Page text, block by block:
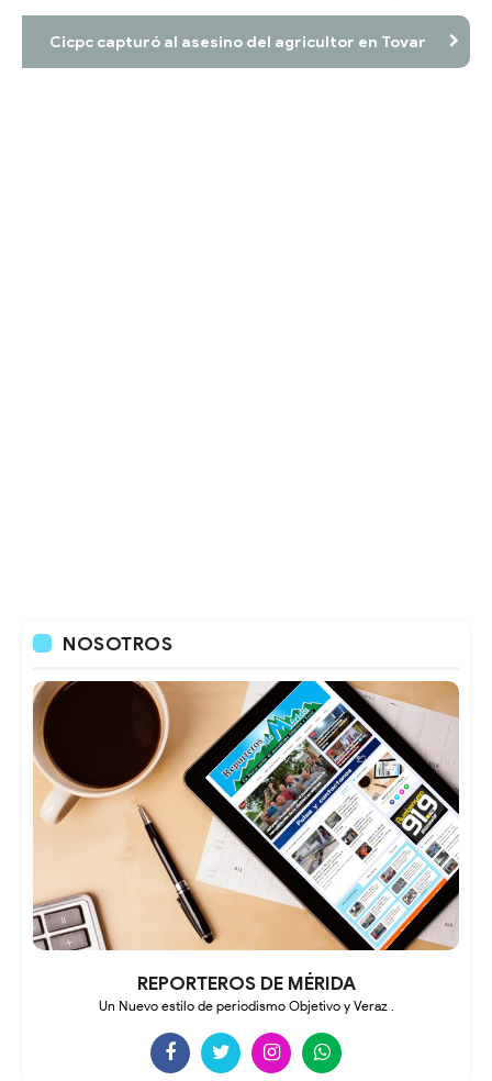
Cicpc capturó al asesino del agricultor en Tovar
NOSOTROS
REPORTEROS DE MÉRIDA
Un Nuevo estilo de periodismo Objetivo y Veraz .